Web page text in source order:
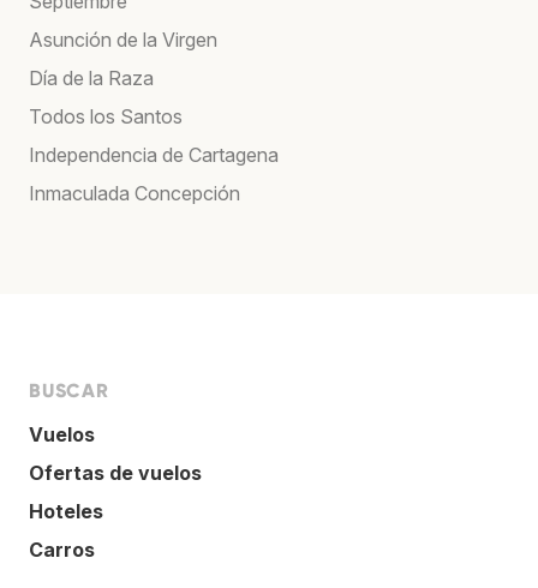
Asunción de la Virgen
Día de la Raza
Todos los Santos
Independencia de Cartagena
Inmaculada Concepción
BUSCAR
Vuelos
Ofertas de vuelos
Hoteles
Carros